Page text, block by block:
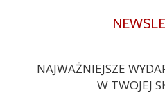
NAJWAŻNIEJSZE
W TWOJEJ